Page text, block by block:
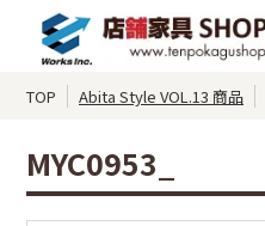
TOP Abita Style VOL.13 商品
MYC0953_